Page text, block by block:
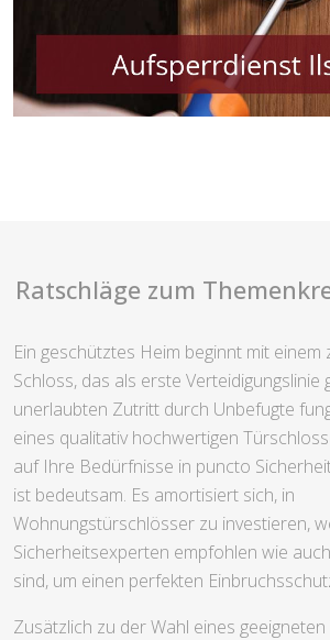
Ratschläge zum
Ein geschütztes Heim beginnt mit einem
Schloss, das als erste Verteidigungslinie
unerlaubten Zutritt durch Unbefugte
eines qualitativ hochwertigen
auf Ihre Bedürfnisse in puncto
ist bedeutsam. Es amortisiert sich, in
Wohnungstürschlösser zu investieren,
Sicherheitsexperten empfohlen wie
sind, um einen perfekten
Zusätzlich zu der Wahl eines